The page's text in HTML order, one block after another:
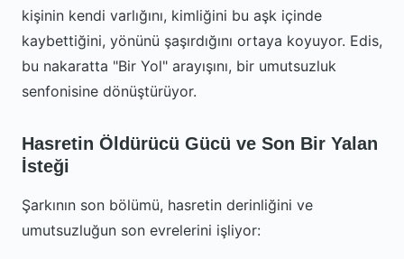
kişinin kendi varlığını, kimliğini bu aşk içinde
kaybettiğini, yönünü şaşırdığını ortaya koyuyor. Edis,
bu nakaratta "Bir Yol" arayışını, bir umutsuzluk
senfonisine dönüştürüyor.
Hasretin Öldürücü Gücü ve Son Bir Yalan
İsteği
Şarkının son bölümü, hasretin derinliğini ve
umutsuzluğun son evrelerini işliyor: